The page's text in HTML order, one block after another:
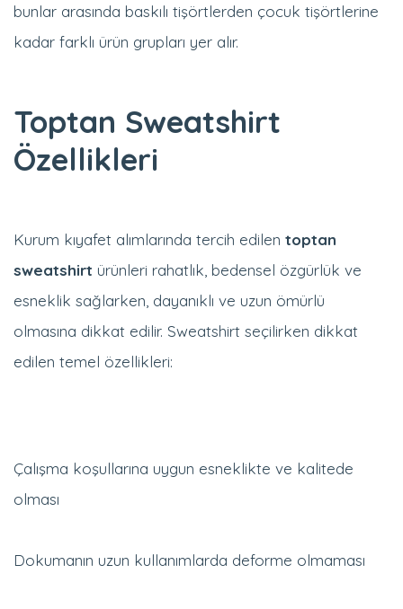
kadar farklı ürün grupları yer alır.
Özellikleri
sweatshirtürünleri rahatlık, bedensel özgürlük ve
esneklik sağlarken, dayanıklı ve uzun ömürlü
olmasına dikkat edilir. Sweatshirt seçilirken dikkat
edilen temel özellikleri:
olması